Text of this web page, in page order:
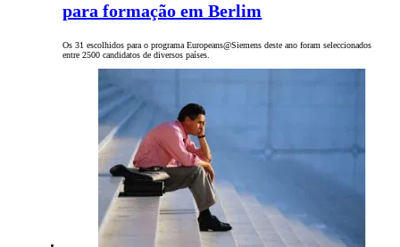
para formação em Berlim
Os 31 escolhidos para o programa Europeans@Siemens deste ano foram seleccionados
entre 2500 candidatos de diversos países.